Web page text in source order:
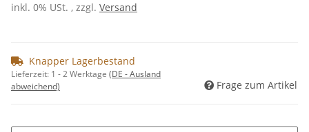
inkl. 0% USt. , zzgl. Versand
Knapper Lagerbestand
Lieferzeit: 1 - 2 Werktage (DE - Ausland
abweichend)
Frage zum Artikel